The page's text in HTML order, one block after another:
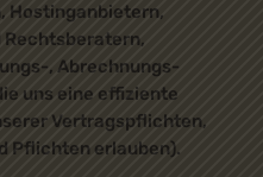
Hostinganbietern,
, Abrechnungs-
uns eine effiziente
Vertragspflichten,
Pflichten erlauben).